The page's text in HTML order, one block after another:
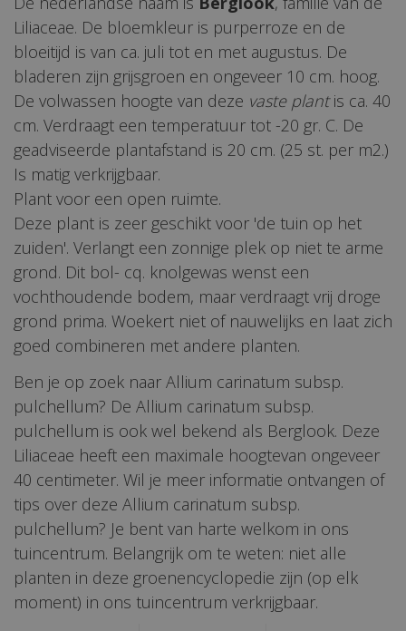
Liliaceae. De bloemkleur is purperroze en de
bloeitijd is van ca. juli tot en met augustus. De
bladeren zijn grijsgroen en ongeveer 10 cm. hoog.
De volwassen hoogte van deze vaste plantis ca. 40
cm. Verdraagt een temperatuur tot -20 gr. C. De
geadviseerde plantafstand is 20 cm. (25 st. per m2.)
Is matig verkrijgbaar.
Plant voor een open ruimte.
Deze plant is zeer geschikt voor 'de tuin op het
zuiden'. Verlangt een zonnige plek op niet te arme
grond. Dit bol- cq. knolgewas wenst een
vochthoudende bodem, maar verdraagt vrij droge
grond prima. Woekert niet of nauwelijks en laat zich
goed combineren met andere planten.
Ben je op zoek naar Allium carinatum subsp.
pulchellum? De Allium carinatum subsp.
pulchellum is ook wel bekend als Berglook. Deze
Liliaceae heeft een maximale hoogtevan ongeveer
40 centimeter. Wil je meer informatie ontvangen of
tips over deze Allium carinatum subsp.
pulchellum? Je bent van harte welkom in ons
tuincentrum. Belangrijk om te weten: niet alle
planten in deze groenencyclopedie zijn (op elk
moment) in ons tuincentrum verkrijgbaar.